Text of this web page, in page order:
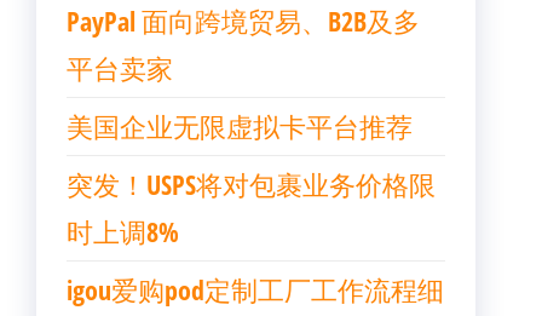
PayPal 面向跨境贸易、B2B及多
平台卖家
美国企业无限虚拟卡平台推荐
突发！USPS将对包裹业务价格限
时上调8%
igou爱购pod定制工厂工作流程细